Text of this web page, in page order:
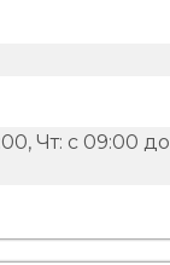
Чт: с 09:00 до